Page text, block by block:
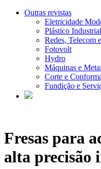
Outras revistas
Eletricidade
Plástico Industrial
Redes, Telecom
Fotovolt
Hydro
Máquinas e
Corte e
Fundição e
Fresas para
alta precisão